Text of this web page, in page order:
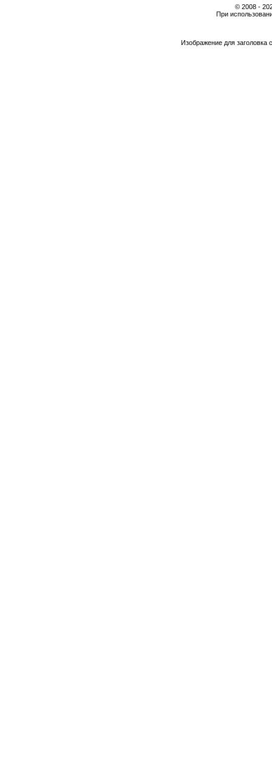
© 2008 -
При
Изображение для